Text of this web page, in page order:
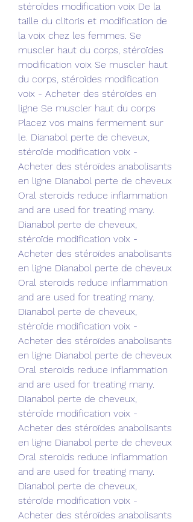
stéroïdes modification voix De la
taille du clitoris et modification de
la voix chez les femmes. Se
muscler haut du corps, stéroïdes
modification voix Se muscler haut
du corps, stéroïdes modification
voix - Acheter des stéroïdes en
ligne Se muscler haut du corps
Placez vos mains fermement sur
le. Dianabol perte de cheveux,
stéroïde modification voix -
Acheter des stéroïdes anabolisants
en ligne Dianabol perte de cheveux
Oral steroids reduce inflammation
and are used for treating many.
Dianabol perte de cheveux,
stéroïde modification voix -
Acheter des stéroïdes anabolisants
en ligne Dianabol perte de cheveux
Oral steroids reduce inflammation
and are used for treating many.
Dianabol perte de cheveux,
stéroïde modification voix -
Acheter des stéroïdes anabolisants
en ligne Dianabol perte de cheveux
Oral steroids reduce inflammation
and are used for treating many.
Dianabol perte de cheveux,
stéroïde modification voix -
Acheter des stéroïdes anabolisants
en ligne Dianabol perte de cheveux
Oral steroids reduce inflammation
and are used for treating many.
Dianabol perte de cheveux,
stéroïde modification voix -
Acheter des stéroïdes anabolisants